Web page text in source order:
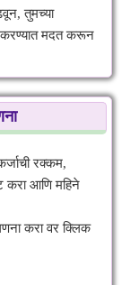
तुमच्या
करण्यात मदत करून
रक्कम,
करा आणि महिने
करा वर क्लिक